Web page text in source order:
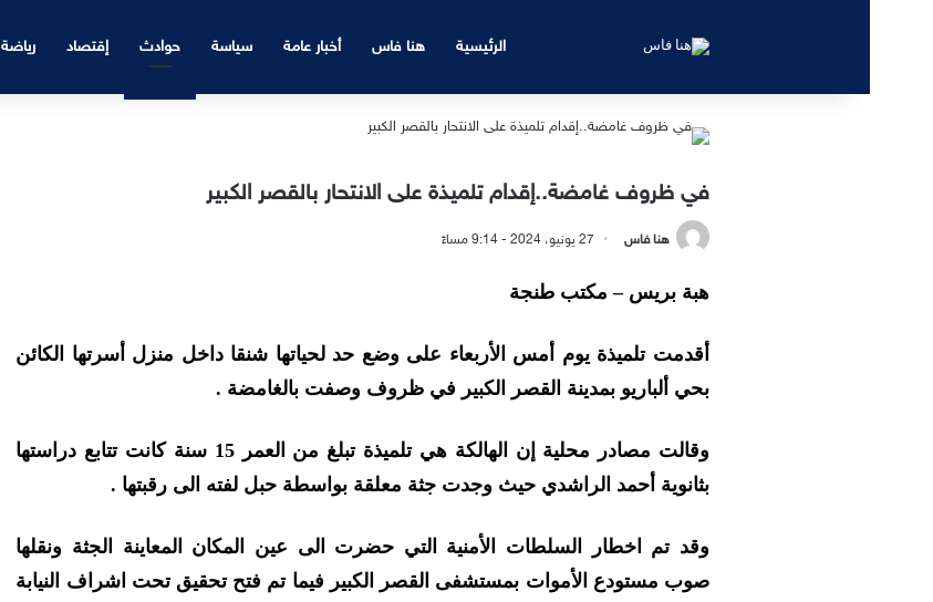
الرئيسية هنا فاس أخبار عامة سياسة حوادث إقتصاد رياضة
في ظروف غامضة..إقدام تلميذة على الانتحار بالقصر الكبير
هنا فاس 27 يونيو، 2024 - 9:14 مساءً
هبة بريس – مكتب طنجة
أقدمت تلميذة يوم أمس الأربعاء على وضع حد لحياتها شنقا داخل منزل أسرتها الكائن
بحي ألباريو بمدينة القصر الكبير في ظروف وصفت بالغامضة .
وقالت مصادر محلية إن الهالكة هي تلميذة تبلغ من العمر 15 سنة كانت تتابع دراستها
بثانوية أحمد الراشدي حيث وجدت جثة معلقة بواسطة حبل لفته الى رقبتها .
وقد تم اخطار السلطات الأمنية التي حضرت الى عين المكان المعاينة الجثة ونقلها
صوب مستودع الأموات بمستشفى القصر الكبير فيما تم فتح تحقيق تحت اشراف النيابة